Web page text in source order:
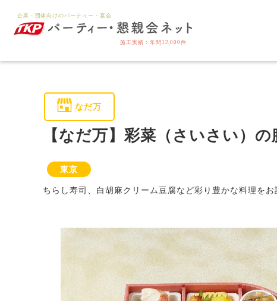
なだ万
【なだ万】彩菜（さいさい）の
東京
ちらし寿司、白胡麻クリーム豆腐など彩り豊かな料理を